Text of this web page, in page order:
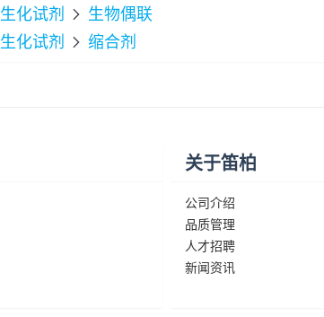
生化试剂 
生物偶联
生化试剂  缩合剂
关于笛柏
公司介绍
品质管理
人才招聘
新闻资讯